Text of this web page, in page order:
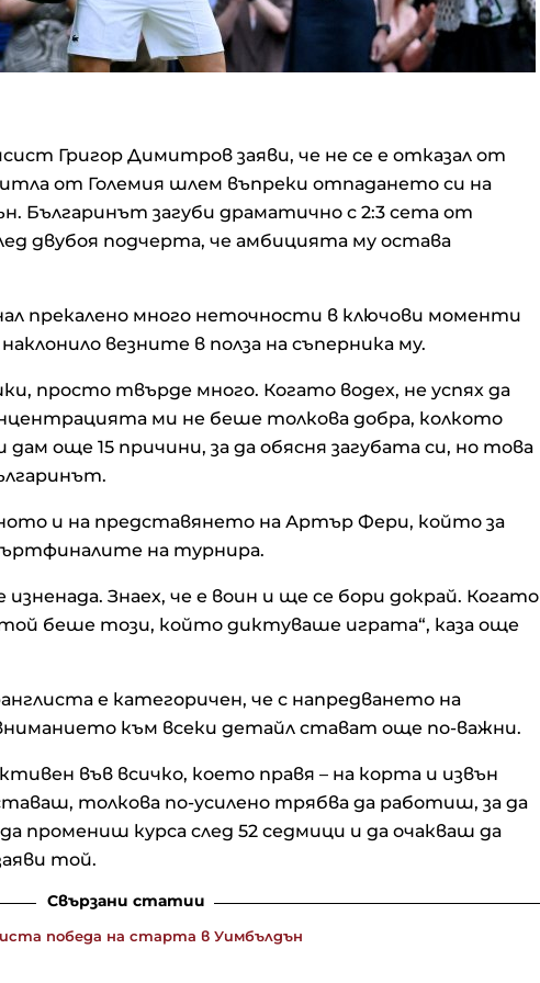
Григор Димитров заяви, че не се е отказал от
от Големия шлем въпреки отпадането си на
Българинът загуби драматично с 2:3 сета от
двубоя подчерта, че амбицията му остава
прекалено много неточности в ключови моменти
везните в полза на съперника му.
просто твърде много. Когато водех, не успях да
ми не беше толкова добра, колкото
дам още 15 причини, за да обясня загубата си, но това
и на представянето на Артър Фери, който за
на турнира.
Знаех, че е воин и ще се бори докрай. Когато
беше този, който диктуваше играта“, каза още
е категоричен, че с напредването на
към всеки детайл стават още по-важни.
във всичко, което правя – на корта и извън
толкова по-усилено трябва да работиш, за да
промениш курса след 52 седмици и да очакваш да
той.
Свързани статии
победа на старта в Уимбълдън